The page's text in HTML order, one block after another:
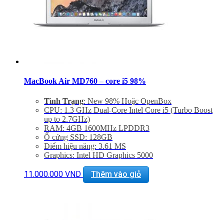
MacBook Air MD760 – core i5 98%
Tình Trạng: New 98% Hoặc OpenBox
CPU: 1.3 GHz Dual-Core Intel Core i5 (Turbo Boost
up to 2.7GHz)
RAM: 4GB 1600MHz LPDDR3
Ổ cứng SSD: 128GB
Điểm hiệu năng: 3.61 MS
Graphics: Intel HD Graphics 5000
Độ phân gải: 1440 x 900
Cổng mạng: 802.11ac Wi-Fi, Bluetooth 4.0
11.000.000 VND Thêm vào giỏ